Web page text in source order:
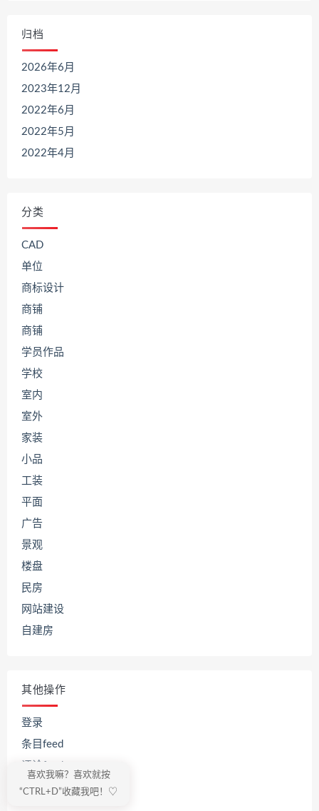
归档
2026年6月
2023年12月
2022年6月
2022年5月
2022年4月
分类
CAD
单位
商标设计
商铺
商铺
学员作品
学校
室内
室外
家装
小品
工装
平面
广告
景观
楼盘
民房
网站建设
自建房
其他操作
登录
条目feed
WordPress.org
喜欢我嘛？喜欢就按
“CTRL+D”收藏我吧！♡